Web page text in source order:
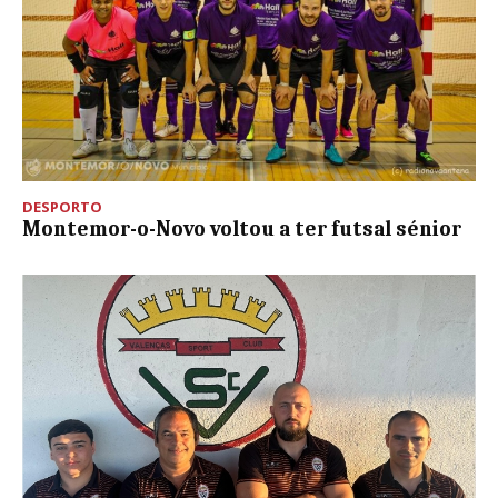
DESPORTO
Montemor-o-Novo voltou a ter futsal sénior